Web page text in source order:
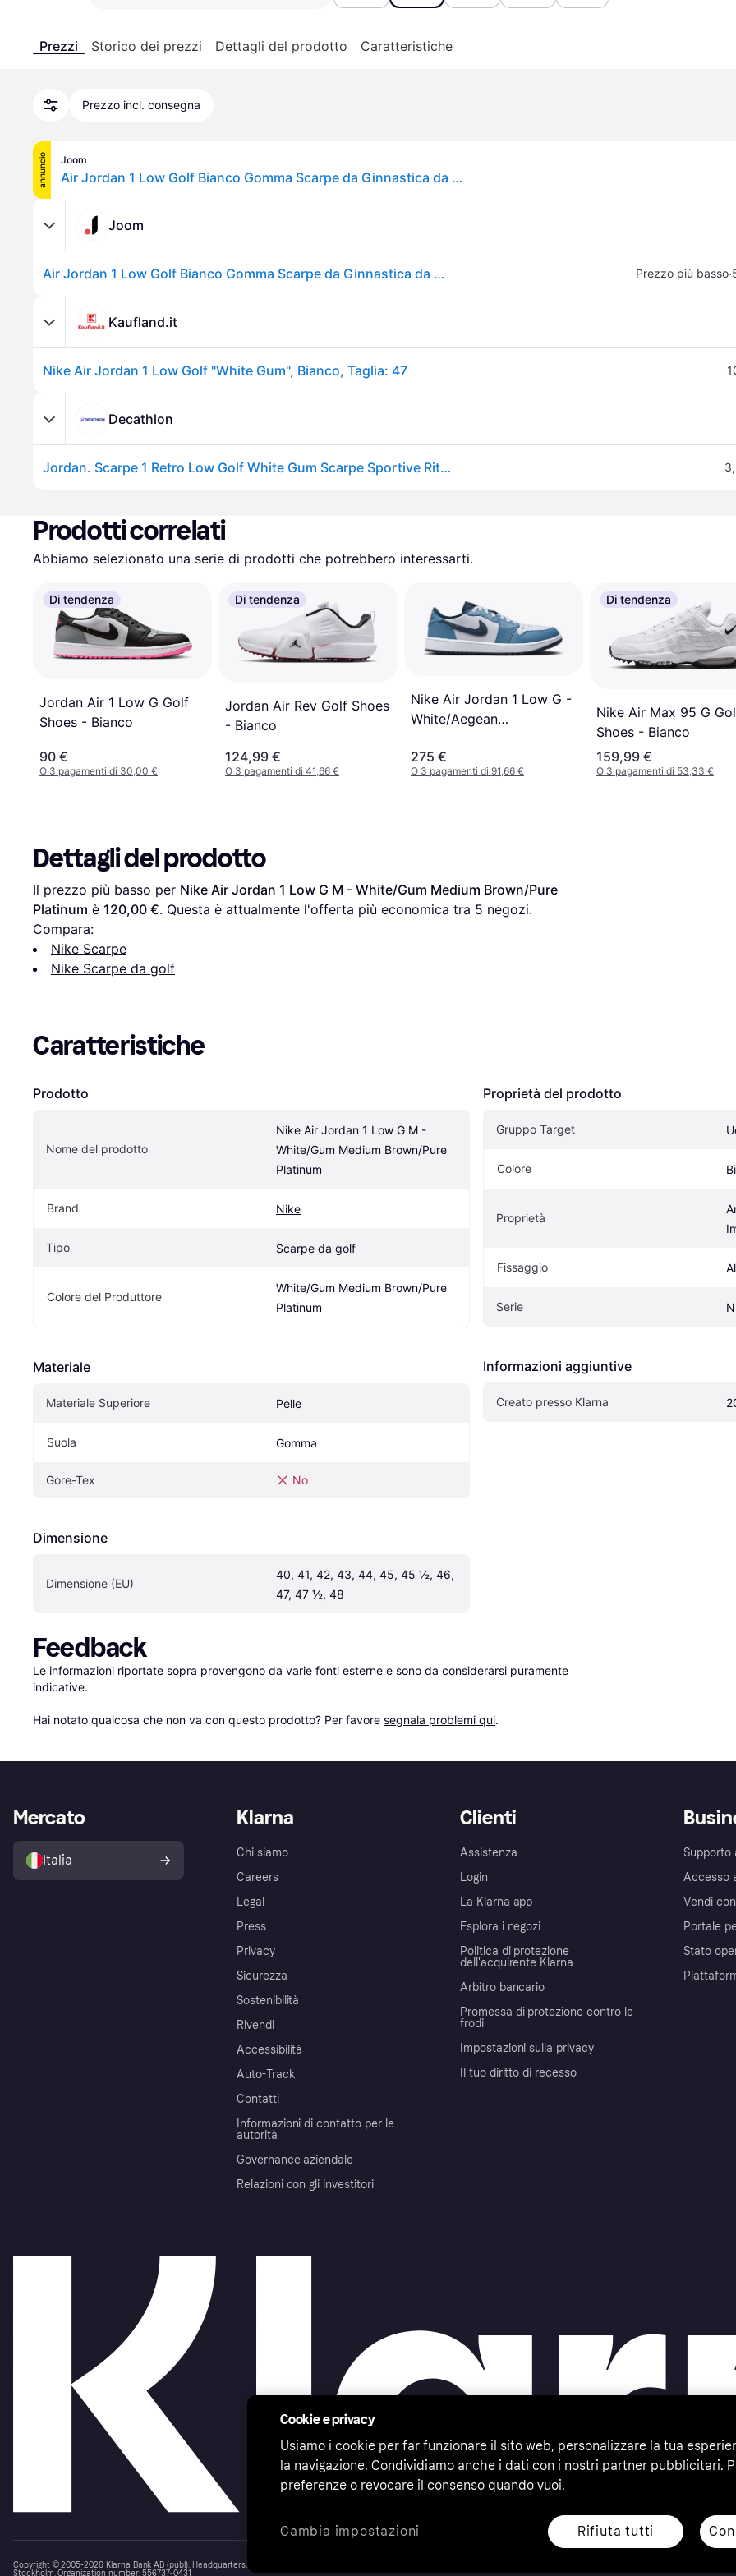
Prezzi Storico dei prezzi Dettagli del prodotto Caratteristiche
Prezzo incl. consegna
annuncio Joom
Air Jordan 1 Low Golf Bianco Gomma Scarpe da Ginnastica da Uomo Platino Puro Gomma Marrone Medio DD9315-111 42.5
Joom
Air Jordan 1 Low Golf Bianco Gomma Scarpe da Ginnastica da Uomo Platino Puro Gomma Marrone Medio DD9315-111 42.5 Prezzo più basso·
Kaufland.it
Nike Air Jordan 1 Low Golf "White Gum", Bianco, Taglia: 47
Decathlon
Jordan. Scarpe 1 Retro Low Golf White Gum Scarpe Sportive Ritiro Gratis - bianco - 44 (UK 9)
Prodotti correlati
Abbiamo selezionato una serie di prodotti che potrebbero interessarti.
Di tendenza
Jordan Air 1 Low G Golf
Shoes - Bianco
90 €
O 3 pagamenti di 30,00 €
Di tendenza
Jordan Air Rev Golf Shoes
- Bianco
124,99 €
O 3 pagamenti di 41,66 €
Nike Air Jordan 1 Low G -
White/Aegean
275 €
O 3 pagamenti di 91,66 €
Di tendenza
Nike Air Max 95 G
Shoes - Bianco
159,99 €
O 3 pagamenti di 53,33 €
Dettagli del prodotto
Il prezzo più basso per Nike Air Jordan 1 Low G M - White/Gum Medium Brown/Pure
Platinum è 120,00 €. Questa è attualmente l'offerta più economica tra 5 negozi.
Compara:
Nike Scarpe
Nike Scarpe da golf
Caratteristiche
Prodotto
Nome del prodotto
Nike Air Jordan 1 Low G M -
White/Gum Medium Brown/Pure
Platinum
Brand Nike
Tipo Scarpe da golf
Colore del Produttore
White/Gum Medium Brown/Pure
Platinum
Materiale
Materiale Superiore Pelle
Suola Gomma
Gore-Tex No
Dimensione
Dimensione (EU)
40, 41, 42, 43, 44, 45, 45 ½, 46,
47, 47 ½, 48
Proprietà del prodotto
Gruppo Target
Colore
Proprietà
Fissaggio
Serie
Informazioni aggiuntive
Creato presso Klarna
Feedback
Le informazioni riportate sopra provengono da varie fonti esterne e sono da considerarsi puramente
indicative.
Hai notato qualcosa che non va con questo prodotto? Per favore segnala problemi qui.
Klarna
Chi siamo
Careers
Legal
Press
Privacy
Sicurezza
Sostenibilità
Rivendi
Accessibilità
Auto-Track
Contatti
Informazioni di contatto per le
autorità
Governance aziendale
Relazioni con gli investitori
Clienti
Assistenza
Login
La Klarna app
Esplora i negozi
Politica di protezione
dell'acquirente Klarna
Arbitro bancario
Promessa di protezione contro le
frodi
Impostazioni sulla privacy
Il tuo diritto di recesso
Supporto
Accesso
Vendi
Portale
Stato
Mercato
Italia
Copyright © 2005-2026 Klarna Bank AB (publ). Headquarters: Stockholm, Sweden. All rights reserved. Klarna Bank AB (publ). Sveavägen 46, 111 34
Stockholm. Organization number: 556737-0431
Cookie e privacy
Usiamo i cookie per far funzionare il sito web, personalizzare la tua
la navigazione. Condividiamo anche i dati con i nostri partner pubblicitari.
preferenze o revocare il consenso quando vuoi.
Rifiuta tutti
Cambia impostazioni